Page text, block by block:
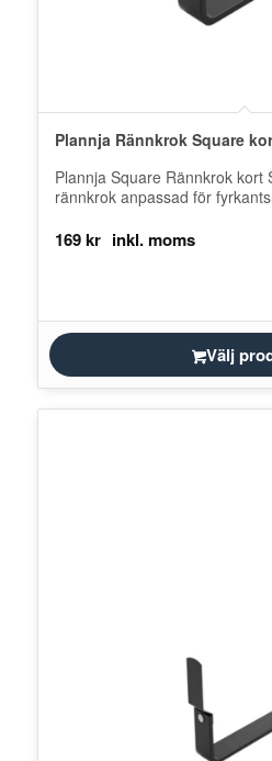
Plannja Rännkrok Square
Plannja Square Rännkrok kort
rännkrok anpassad för
säkerställer…
169kr
Välj